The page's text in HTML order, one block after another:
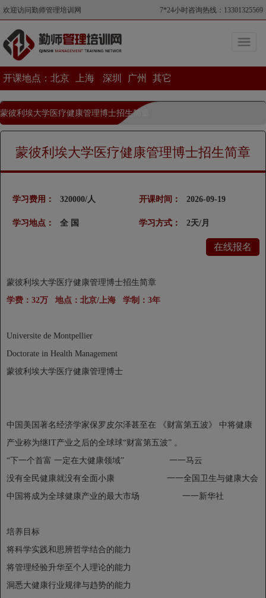
欢迎访问勤师管理培训网 7*24小时咨询热线：13301325569
开课地点： 北京 上海 深圳 广州 其它
蒙彼利埃大学医疗健康管理博士招生简章
蒙彼利埃大学医疗健康管理博士招生简章
学习费用： 320000/人
学习地点： 全 国
开课时间： 2026-09-19
学习方式： 2天/月
在线报名
蒙彼利埃大学医疗健康管理博士招生简章
学费：32万 地点：北京/上海 学制：3年
Universite de Montpellier
Doctorate in Health Management
蒙彼利埃大学医疗健康管理博士
中国美国著名经济学家保罗皮尔泽甚至在 《财富第五波》 中将健康
产业称为继IT产业之后的全球球“财富第五波” 。
“下一个首富 一定在大健康领域” 一一马云
没有全民健康就没有全面小康 一一全国卫生与健康大会
中国将成为全球健康产业的最大市场 一一新华社
培养目标
将科学实践和思辨哲学结合的能力
将管理经验升华至个人理论的能力
洞悉大健康行业规律与趋势的能力